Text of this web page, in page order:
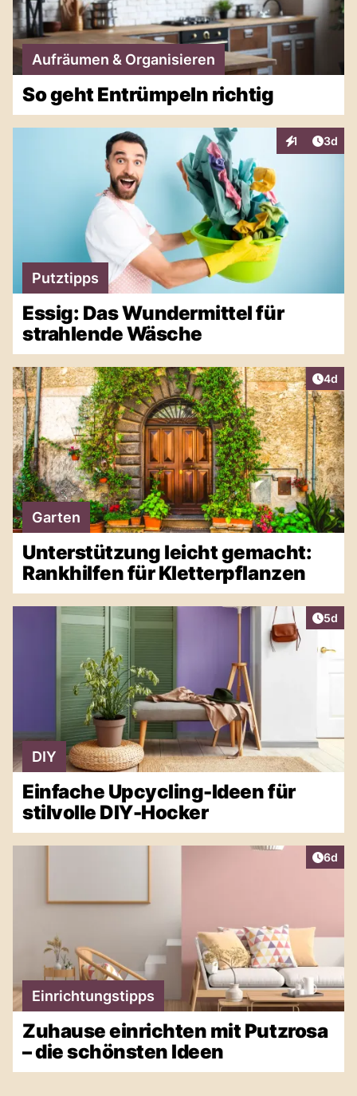
Aufräumen & Organisieren
So geht Entrümpeln richtig
1
Interaktionen
3d
Putztipps
Essig: Das Wundermittel für
strahlende Wäsche
4d
Garten
Unterstützung leicht gemacht:
Rankhilfen für Kletterpflanzen
5d
DIY
Einfache Upcycling-Ideen für
stilvolle DIY-Hocker
6d
Einrichtungstipps
Zuhause einrichten mit Putzrosa
– die schönsten Ideen